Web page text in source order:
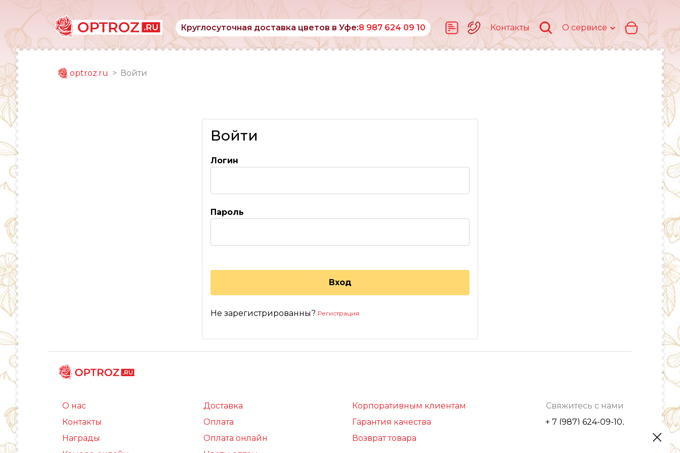
Круглосуточная доставка цветов в Уфе:8 987 624 09 10 Контакты О сервисе
optroz.ru Войти
Войти
Логин
Пароль
Вход
Не зарегистрированны? Регистрация
О нас
Контакты
Награды
Доставка
Оплата
Оплата онлайн
Корпоративным клиентам
Гарантия качества
Возврат товара
Свяжитесь с нами
+ 7 (987) 624-09-10,